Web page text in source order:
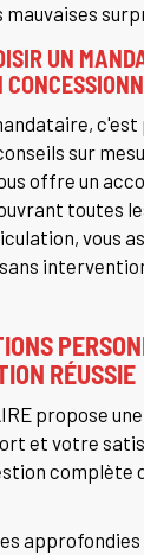
mauvaises
UN
sur
offre un
toutes
vous
RÉUSSIE
propose
et votre
complète
approfondies